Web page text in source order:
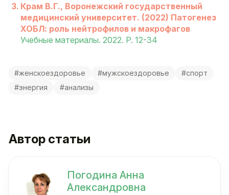
Крам В.Г., Воронежский государственный
медицинский университет. (2022) Патогенез
ХОБЛ: роль нейтрофилов и макрофагов
Учебные материалы. 2022. P. 12-34
#женскоездоровье #мужскоездоровье
#спорт
#энергия
#анализы
Автор статьи
Погодина Анна
Александровна